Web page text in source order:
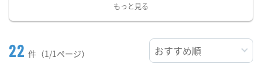
もっと見る
22 件（1/1ページ）